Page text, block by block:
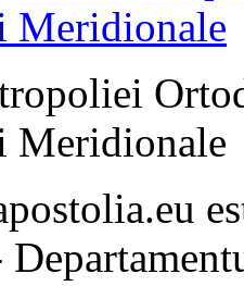
Meridionale